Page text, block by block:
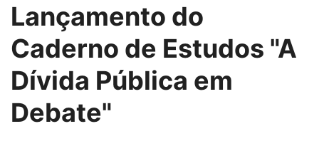
Lançamento do
Caderno de Estudos "A
Dívida Pública em
Debate"